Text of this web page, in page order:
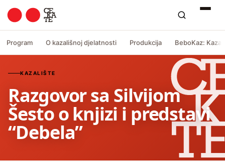
Program O kazališnoj djelatnosti Produkcija BeboKaz:
KAZALIŠTE
Razgovor sa Silvijom
Šesto o knjizi i predstavi
“Debela”